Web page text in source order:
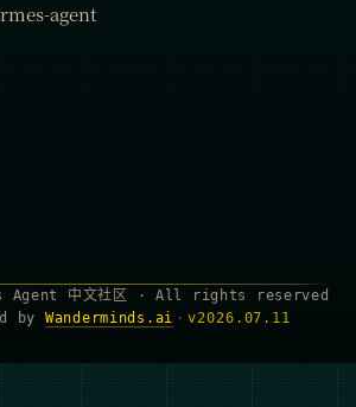
agent
Agent 中文社区 · All rights reserved
by
Wanderminds.ai · v2026.07.11